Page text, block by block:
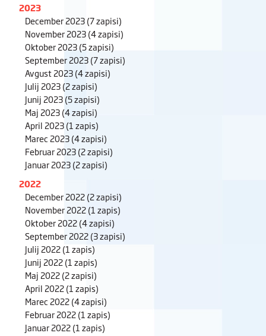
2023
December 2023(7 zapisi)
November 2023(4 zapisi)
Oktober 2023(5 zapisi)
September 2023(7 zapisi)
Avgust 2023(4 zapisi)
Julij 2023(2 zapisi)
Junij 2023(5 zapisi)
Maj 2023(4 zapisi)
April 2023(1 zapis)
Marec 2023(4 zapisi)
Februar 2023(2 zapisi)
Januar 2023(2 zapisi)
2022
December 2022(2 zapisi)
November 2022(1 zapis)
Oktober 2022(4 zapisi)
September 2022(3 zapisi)
Julij 2022(1 zapis)
Junij 2022(1 zapis)
Maj 2022(2 zapisi)
April 2022(1 zapis)
Marec 2022(4 zapisi)
Februar 2022(1 zapis)
Januar 2022(1 zapis)